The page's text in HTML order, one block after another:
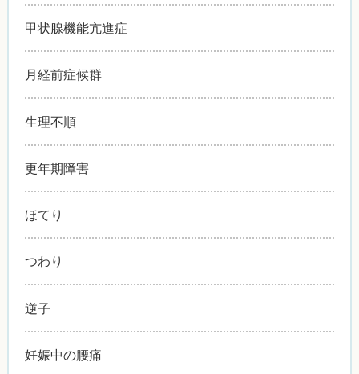
甲状腺機能亢進症
月経前症候群
生理不順
更年期障害
ほてり
つわり
逆子
妊娠中の腰痛